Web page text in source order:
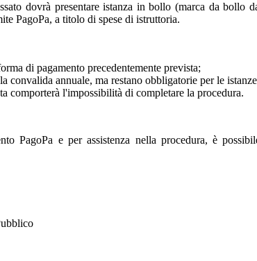
dovrà presentare istanza in bollo (marca da
PagoPa, a titolo di spese di istruttoria.
di pagamento precedentemente prevista;
convalida annuale, ma restano obbligatorie per le
comporterà l'impossibilità di completare la procedura.
PagoPa e per assistenza nella procedura, è